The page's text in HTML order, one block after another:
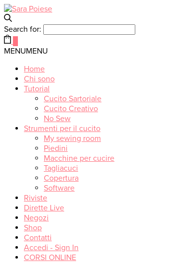
Search for:
MENUMENU
Home
Chi sono
Tutorial
Cucito Sartoriale
Cucito Creativo
No Sew
Strumenti per il cucito
My sewing room
Piedini
Macchine per cucire
Tagliacuci
Copertura
Software
Riviste
Dirette Live
Negozi
Shop
Contatti
Accedi - Sign In
CORSI ONLINE